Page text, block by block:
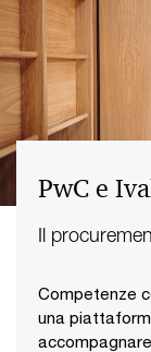
PwC e
Il
Competenze
una